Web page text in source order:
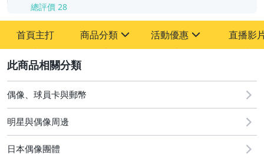
總評價 28
首頁主打 商品分類
其它
活動優惠
[全店] 粉絲專享
[全店] 周年慶
直播影
偶像、球員卡與郵幣
明星與偶像周邊
日本偶像團體